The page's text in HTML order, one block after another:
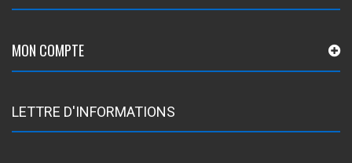
MON COMPTE
LETTRE D'INFORMATIONS